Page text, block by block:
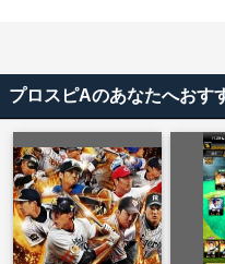
プロスピAのあなたへおす